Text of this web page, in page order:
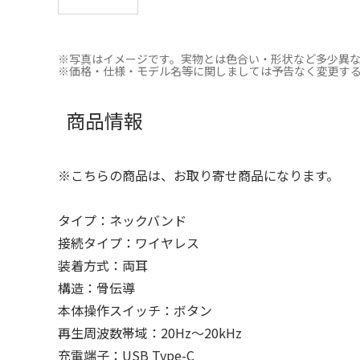
※写真はイメージです。実物とは色合い・形状など多少異な
※価格・仕様・モデル名等に関しましては予告なく変更する
商品情報
※こちらの商品は、お取り寄せ商品になります。
タイプ：ネックバンド
接続タイプ：ワイヤレス
装着方式：両耳
構造：骨伝導
本体操作スイッチ：ボタン
再生周波数帯域：20Hz～20kHz
充電端子：USB Type-C